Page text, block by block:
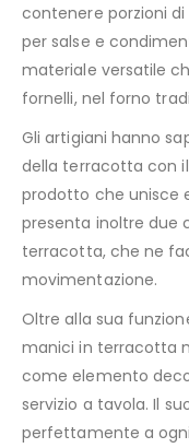
contenere porzioni
per salse e
materiale versatile
fornelli, nel forno
Gli artigiani hanno
della terracotta con
prodotto che unisce
presenta inoltre due
terracotta, che ne
movimentazione.
Oltre alla sua
manici in terracotta
come elemento
servizio a tavola. Il
perfettamente a